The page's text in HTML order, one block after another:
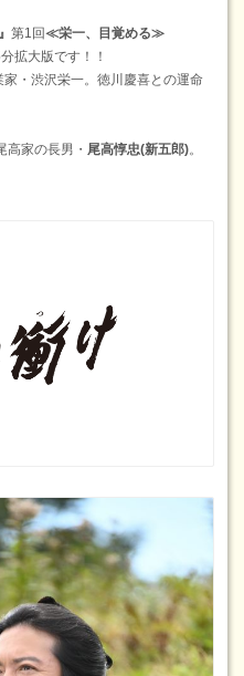
第1回≪栄一、目覚める≫
拡大版です！！
・渋沢栄一。徳川慶喜との運命
高家の長男・ 尾高惇忠(新五郎)。